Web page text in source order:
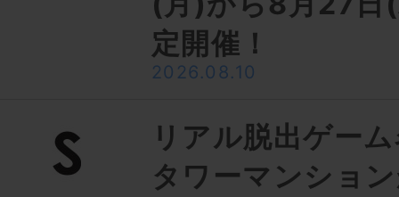
定開催！
2026.08.10
リアル脱出ゲー
タワーマンショ